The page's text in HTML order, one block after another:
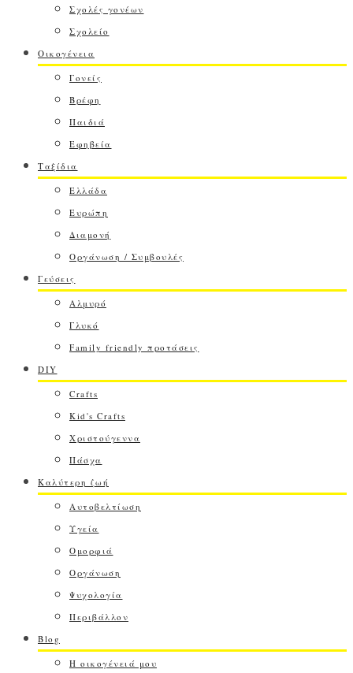
Σχολές γονέων
Σχολείο
Οικογένεια
Γονείς
Βρέφη
Παιδιά
Εφηβεία
Ταξίδια
Ελλάδα
Ευρώπη
Διαμονή
Οργάνωση / Συμβουλές
Γεύσεις
Αλμυρό
Γλυκό
Family friendly προτάσεις
DIY
Crafts
Kid's Crafts
Χριστούγεννα
Πάσχα
Καλύτερη ζωή
Αυτοβελτίωση
Υγεία
Ομορφιά
Οργάνωση
Ψυχολογία
Περιβάλλον
Blog
Η οικογένειά μου